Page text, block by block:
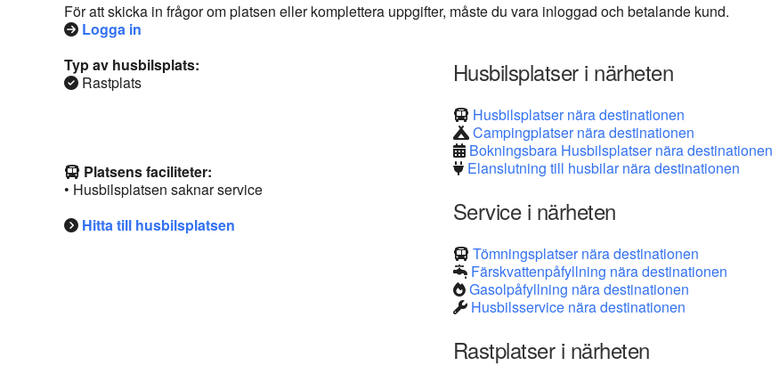
För att skicka in frågor om platsen eller komplettera uppgifter, måste du vara inloggad och betalande kund.
Logga in
Typ av husbilsplats:
Rastplats
Platsens faciliteter:
• Husbilsplatsen saknar service
Hitta till husbilsplatsen
Husbilsplatser i närheten
Husbilsplatser nära destinationen
Campingplatser nära destinationen
Bokningsbara Husbilsplatser nära destinationen
Elanslutning till husbilar nära destinationen
Service i närheten
Tömningsplatser nära destinationen
Färskvattenpåfyllning nära destinationen
Gasolpåfyllning nära destinationen
Husbilsservice nära destinationen
Rastplatser i närheten